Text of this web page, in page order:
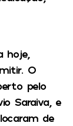
hoje,
O
pelo
Saraiva, e
de